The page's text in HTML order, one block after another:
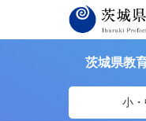
茨城県教
小